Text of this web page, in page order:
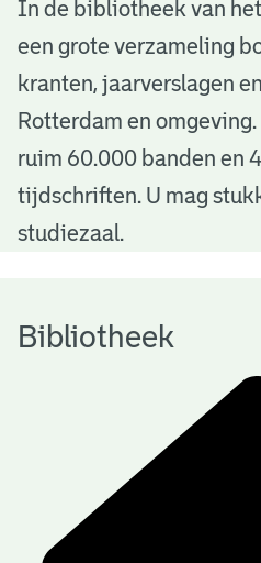
B
b
o
h
In de bibliotheek van
een grote verzameling
kranten, jaarverslagen
Rotterdam en
ruim 60.000 banden en
tijdschriften. U mag
studiezaal.
Bibliotheek